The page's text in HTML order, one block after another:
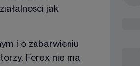
jak
i o zabarwieniu
Forex nie ma